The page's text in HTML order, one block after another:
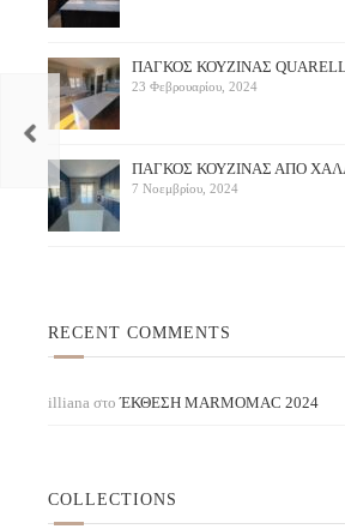
ΠΑΓΚΟΣ ΚΟΥΖΙΝΑΣ
23 Φεβρουαρίου, 2024
ΠAΓΚΟΣ ΚΟΥΖΙΝΑΣ ΑΠΟ
7 Νοεμβρίου, 2024
RECENT COMMENTS
illiana στοΈΚΘΕΣΗ ΜARMOMAC 2024
COLLECTIONS